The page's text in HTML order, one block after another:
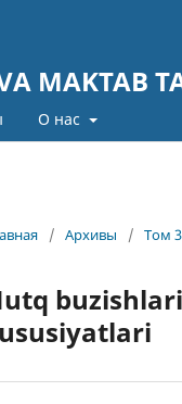
MAKTAB
О нас
/ Архивы / Том